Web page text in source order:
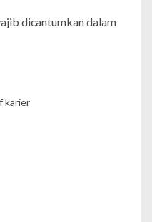
dicantumkan dalam
karier